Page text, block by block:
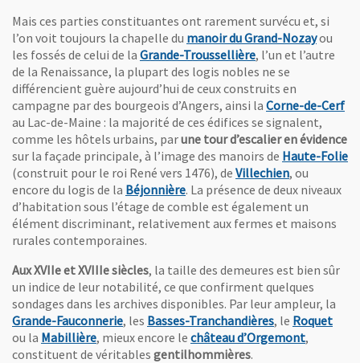
Mais ces parties constituantes ont rarement survécu et, si
l’on voit toujours la chapelle du manoir du Grand-Nozay, Ouvre
ou
les fossés de celui de la Grande-Troussellière, Ouvre une
, l’un et l’autre
de la Renaissance, la plupart des logis nobles ne se
différencient guère aujourd’hui de ceux construits en
campagne par des bourgeois d’Angers, ainsi la Corne-de-Cerf,
au Lac-de-Maine : la majorité de ces édifices se signalent,
comme les hôtels urbains, parune tour d’escalier en évidence
sur la façade principale, à l’image des manoirs de Haute-Folie,
(construit pour le roi René vers 1476), de Villechien, Ouvre une
, ou
encore du logis de la Béjonnière, Ouvre une nouvelle fenêtre
. La présence de deux niveaux
d’habitation sous l’étage de comble est également un
élément discriminant, relativement aux fermes et maisons
rurales contemporaines.
Aux XVIIe et XVIIIe siècles, la taille des demeures est bien sûr
un indice de leur notabilité, ce que confirment quelques
sondages dans les archives disponibles. Par leur ampleur, la
Grande-Fauconnerie, Ouvre une nouvelle fenêtre
, les Basses-Tranchandières, Ouvre une
, le Roquet,
ou la Mabillière, Ouvre une nouvelle fenêtre
, mieux encore le château d’Orgemont, Ouvre
,
constituent de véritables gentilhommières.